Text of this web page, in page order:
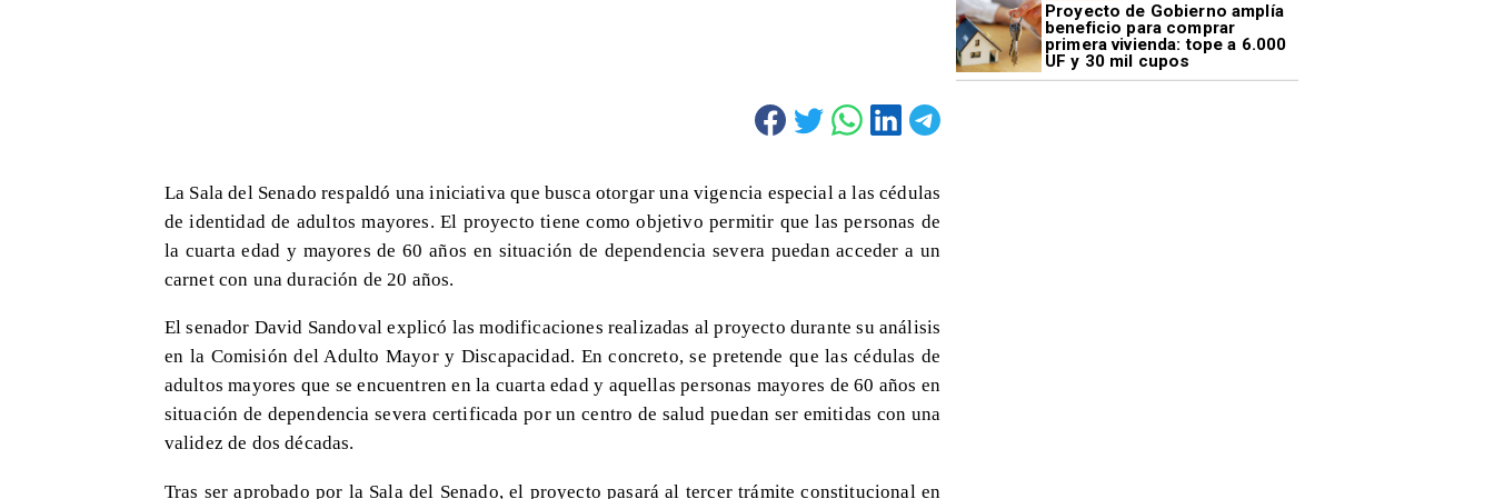
Proyecto de Gobierno amplía
beneficio para comprar
primera vivienda: tope a 6.000
UF y 30 mil cupos
La Sala del Senado respaldó una iniciativa que busca otorgar una vigencia especial a las cédulas
de identidad de adultos mayores. El proyecto tiene como objetivo permitir que las personas de
la cuarta edad y mayores de 60 años en situación de dependencia severa puedan acceder a un
carnet con una duración de 20 años.
El senador David Sandoval explicó las modificaciones realizadas al proyecto durante su análisis
en la Comisión del Adulto Mayor y Discapacidad. En concreto, se pretende que las cédulas de
adultos mayores que se encuentren en la cuarta edad y aquellas personas mayores de 60 años en
situación de dependencia severa certificada por un centro de salud puedan ser emitidas con una
validez de dos décadas.
Tras ser aprobado por la Sala del Senado, el proyecto pasará al tercer trámite constitucional en